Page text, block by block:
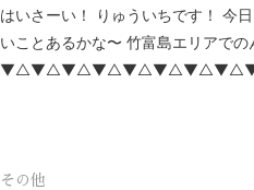
はいさーい！ りゅういちです！ 今
いことあるかな〜 竹富島エリアでの
その他